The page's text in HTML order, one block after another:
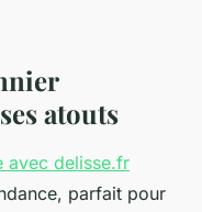
atouts
avec delisse.fr
parfait pour